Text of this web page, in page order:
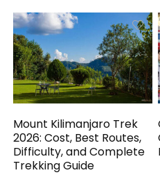
Mount Kilimanjaro Trek
2026: Cost, Best Routes,
Difficulty, and Complete
Trekking Guide